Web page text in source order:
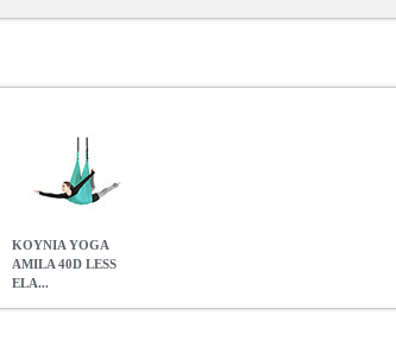
ΚΟΥΝΙΑ YOGA
AMILA 40D LESS
ELA...